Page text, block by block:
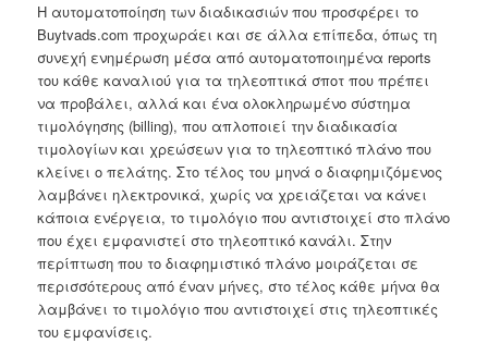
Η αυτοματοποίηση των διαδικασιών που προσφέρει το
Buytvads.com προχωράει και σε άλλα επίπεδα, όπως τη
συνεχή ενημέρωση μέσα από αυτοματοποιημένα reports
του κάθε καναλιού για τα τηλεοπτικά σποτ που πρέπει
να προβάλει, αλλά και ένα ολοκληρωμένο σύστημα
τιμολόγησης (billing), που απλοποιεί την διαδικασία
τιμολογίων και χρεώσεων για το τηλεοπτικό πλάνο που
κλείνει ο πελάτης. Στο τέλος του μηνά ο διαφημιζόμενος
λαμβάνει ηλεκτρονικά, χωρίς να χρειάζεται να κάνει
κάποια ενέργεια, το τιμολόγιο που αντιστοιχεί στο πλάνο
που έχει εμφανιστεί στο τηλεοπτικό κανάλι. Στην
περίπτωση που το διαφημιστικό πλάνο μοιράζεται σε
περισσότερους από έναν μήνες, στο τέλος κάθε μήνα θα
λαμβάνει το τιμολόγιο που αντιστοιχεί στις τηλεοπτικές
του εμφανίσεις.